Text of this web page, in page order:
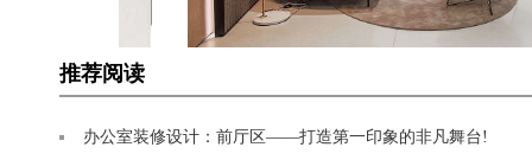
推荐阅读
办公室装修设计：前厅区——打造第一印象的非凡舞台!